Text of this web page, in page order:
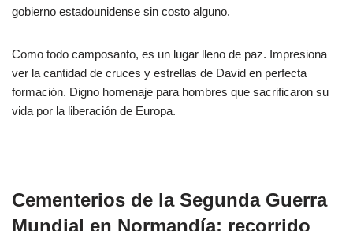
gobierno estadounidense sin costo alguno.
Como todo camposanto, es un lugar lleno de paz. Impresiona
ver la cantidad de cruces y estrellas de David en perfecta
formación. Digno homenaje para hombres que sacrificaron su
vida por la liberación de Europa.
Cementerios de la Segunda Guerra
Mundial en Normandía: recorrido